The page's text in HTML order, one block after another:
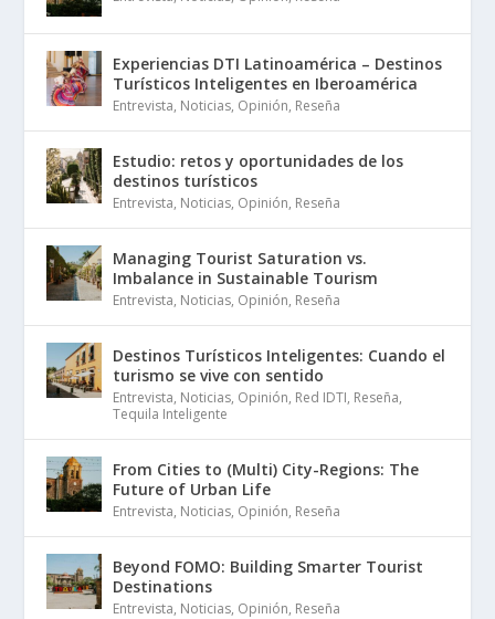
Experiencias DTI Latinoamérica – Destinos
Turísticos Inteligentes en Iberoamérica
Entrevista, Noticias, Opinión, Reseña
Estudio: retos y oportunidades de los
destinos turísticos
Entrevista, Noticias, Opinión, Reseña
Managing Tourist Saturation vs.
Imbalance in Sustainable Tourism
Entrevista, Noticias, Opinión, Reseña
Destinos Turísticos Inteligentes: Cuando el
turismo se vive con sentido
Entrevista, Noticias, Opinión, Red IDTI, Reseña,
Tequila Inteligente
From Cities to (Multi) City-Regions: The
Future of Urban Life
Entrevista, Noticias, Opinión, Reseña
Beyond FOMO: Building Smarter Tourist
Destinations
Entrevista, Noticias, Opinión, Reseña